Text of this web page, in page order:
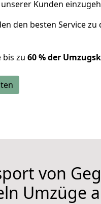
Kunden
den besten Service zu
zu 60 % der
von
Umzüge